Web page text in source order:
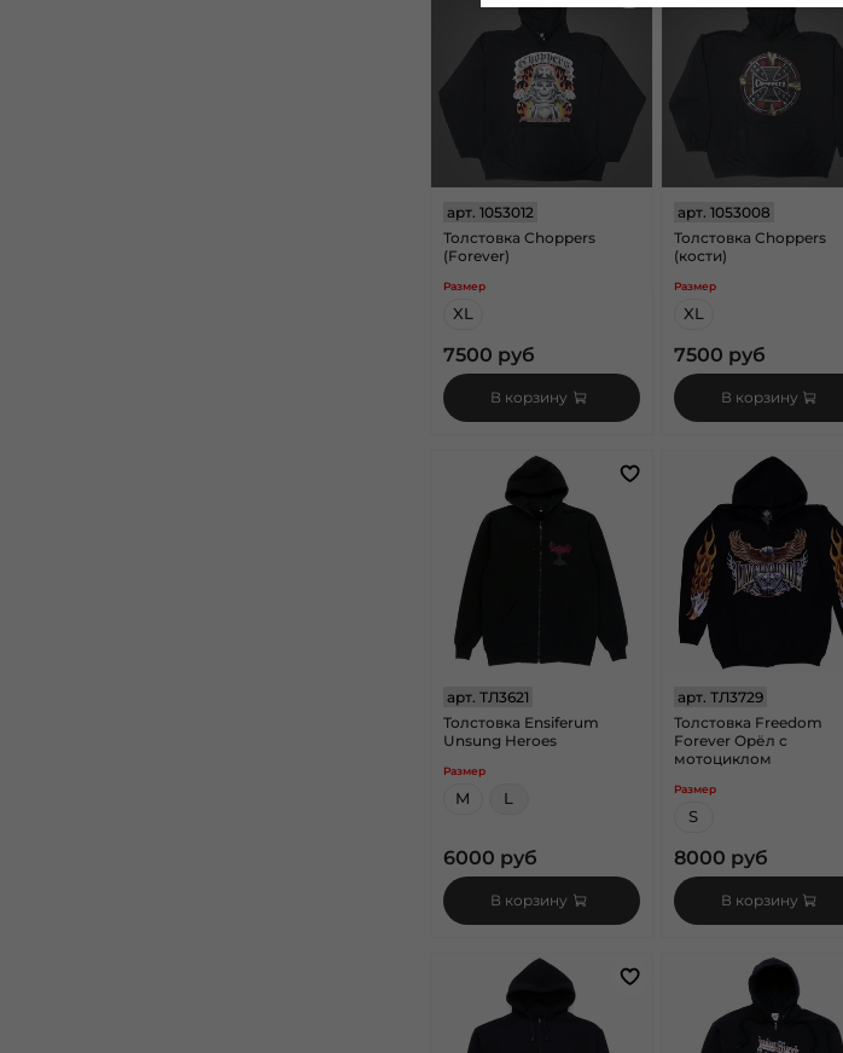
арт. 1053012
Толстовка Choppers
(Forever)
Размер
XL
7500 руб
В корзину
арт. 1053008
Толстовка Choppers
(кости)
Размер
XL
7500 руб
В корзину
арт. ТЛ3621
Толстовка Ensiferum
Unsung Heroes
Размер
M L
6000 руб
В корзину
арт. ТЛ3729
Толстовка Freedom
Forever Орёл с
мотоциклом
Размер
S
8000 руб
В корзину